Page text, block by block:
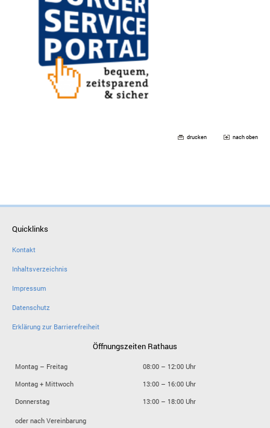
drucken nach oben
Quicklinks
Kontakt
Inhaltsverzeichnis
Impressum
Datenschutz
Erklärung zur Barrierefreiheit
Öffnungszeiten Rathaus
Montag – Freitag
08:00 – 12:00 Uhr
Montag + Mittwoch
13:00 – 16:00 Uhr
Donnerstag
13:00 – 18:00 Uhr
oder nach Vereinbarung